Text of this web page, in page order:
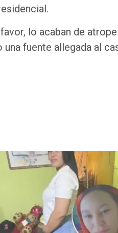
lo acaban de
una fuente allegada al